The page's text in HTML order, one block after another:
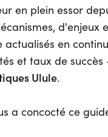
en plein essor
d'enjeux
actualisés en
et taux de succès
Ulule.
a concocté ce